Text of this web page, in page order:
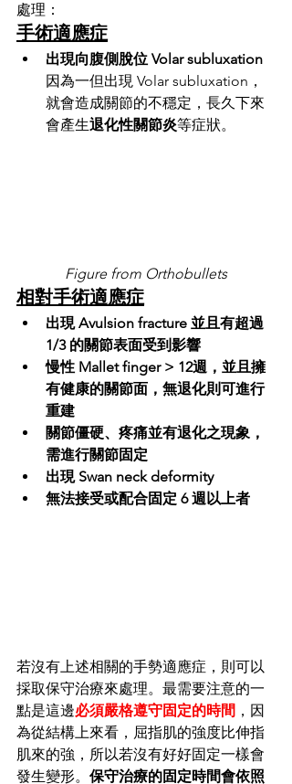
處理：
手術適應症
出現向腹側脫位 Volar subluxation
因為一但出現 Volar subluxation，
就會造成關節的不穩定，長久下來
會產生退化性關節炎等症狀。
Figure from Orthobullets
相對手術適應症
出現 Avulsion fracture 並且有超過
1/3 的關節表面受到影響
慢性 Mallet finger > 12週 ，並且擁
有健康的關節面，無退化則可進行
重建
關節僵硬、疼痛並有退化之現象，
需進行關節固定
出現 Swan neck deformity
無法接受或配合固定 6 週以上者
若沒有上述相關的手勢適應症，則可以
採取保守治療來處理。最需要注意的一
點是這邊必須嚴格遵守固定的時間 ，因
為從結構上來看，屈指肌的強度比伸指
肌來的強，所以若沒有好好固定一樣會
發生變形。 保守治療的固定時間會依照